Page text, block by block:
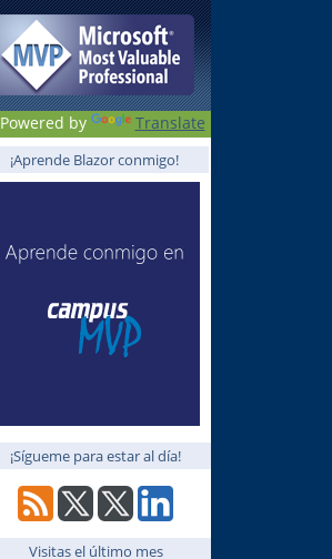
Powered by Translate
¡Aprende Blazor conmigo!
¡Sígueme para estar al día!
Visitas el último mes